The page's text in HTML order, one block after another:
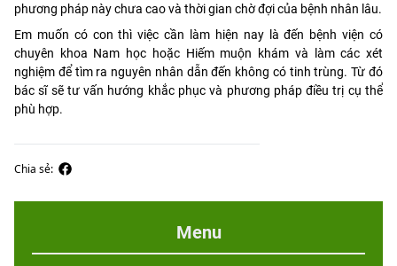
phương pháp này chưa cao và thời gian chờ đợi của bệnh nhân lâu.
Em muốn có con thì việc cần làm hiện nay là đến bệnh viện có
chuyên khoa Nam học hoặc Hiếm muộn khám và làm các xét
nghiệm để tìm ra nguyên nhân dẫn đến không có tinh trùng. Từ đó
bác sĩ sẽ tư vấn hướng khắc phục và phương pháp điều trị cụ thể
phù hợp.
Chia sẻ:
Menu